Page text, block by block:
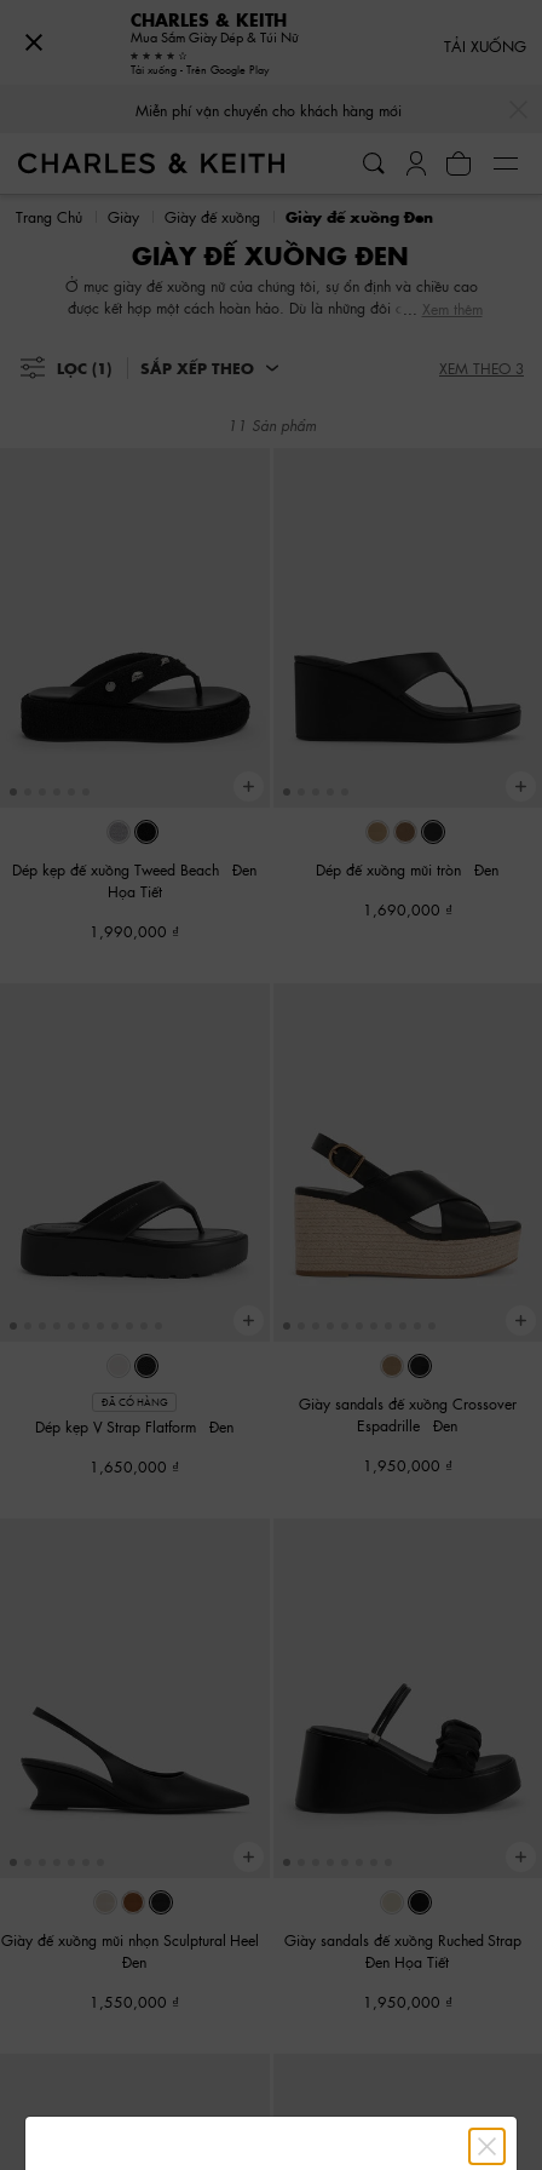
Miễn phí vận chuyển cho khách hàng mới
Miễn phí vận chuyển cho khách hàng mới
Trang Chủ Giày Giày đế xuồng Giày đế xuồng Đen
GIÀY ĐẾ XUỒNG ĐEN
Ở mục giày đế xuồng nữ của chúng tôi, sự ổn định và chiều cao
được kết hợp một cách hoàn hảo. Dù là những đôi có trang sức
đôi mules không có gót, giày slingbacks có quai hậu đến quai
phối với quần jeans, váy hoặc bất kỳ trang phục nào bạn muốn.
Xem thêm
LỌC(1) SẮP XẾP THEO XEM THEO 3
11 Sản phẩm
Dép kẹp đế xuồng Tweed Beach -Đen
Họa Tiết
1,990,000
Dép đế xuồng mũi tròn -Đen
1,690,000
ĐÃ CÓ HÀNG
Dép kẹp V-Strap Flatform -Đen
1,650,000
Giày sandals đế xuồng Crossover
Espadrille
-Đen
1,950,000
Giày đế xuồng mũi nhọn Sculptural-Heel
Đen
1,550,000
Giày sandals đế xuồng Ruched-Strap
Đen Họa Tiết
1,950,000
CHARLES & KEITH
Mua Sắm Giày Dép & Túi Nữ
Tải xuống - Trên Google Play
TẢI XUỐNG